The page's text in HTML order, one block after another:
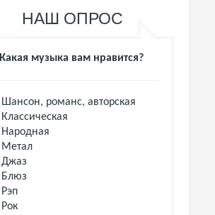
НАШ ОПРОС
Какая музыка вам нравится?
Шансон, романс, авторская
Классическая
Народная
Метал
Джаз
Блюз
Рэп
Рок